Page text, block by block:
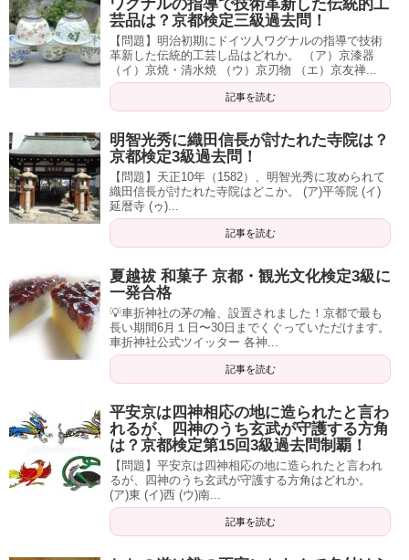
ワグナルの指導で技術革新した伝統的工
芸品は？京都検定三級過去問！
【問題】明治初期にドイツ人ワグナルの指導で技術
革新した伝統的工芸し品はどれか。 （ア）京漆器
（イ）京焼・清水焼 （ウ）京刃物 （エ）京友禅...
記事を読む
明智光秀に織田信長が討たれた寺院は？
京都検定3級過去問！
【問題】天正10年（1582）、明智光秀に攻められて
織田信長が討たれた寺院はどこか。 (ア)平等院 (イ)
延暦寺 (ゥ)...
記事を読む
夏越祓 和菓子 京都・観光文化検定3級に
一発合格
💡車折神社の茅の輪、設置されました！京都で最も
長い期間6月１日〜30日までくぐっていただけます。
車折神社公式ツイッター 各神...
記事を読む
平安京は四神相応の地に造られたと言わ
れるが、四神のうち玄武が守護する方角
は？京都検定第15回3級過去問制覇！
【問題】平安京は四神相応の地に造られたと言われ
るが、四神のうち玄武が守護する方角はどれか。
(ア)東 (イ)西 (ウ)南...
記事を読む